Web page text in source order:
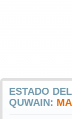
ESTADO
QUWAIN: